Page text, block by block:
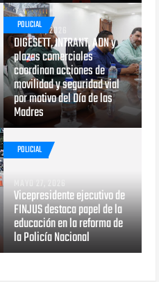
POLICIAL
MAYO 29, 2026
DIGESETT, INTRANT, ADN y
plazas comerciales
coordinan acciones de
movilidad y seguridad vial
por motivo del Día de las
Madres
POLICIAL
MAYO 27, 2026
Vicepresidente ejecutivo de
FINJUS destaca papel de la
educación en la reforma de
la Policía Nacional